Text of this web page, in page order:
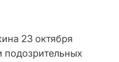
23 октября
подозрительных